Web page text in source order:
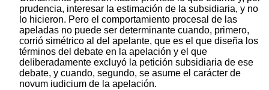
prudencia, interesar la estimación de la subsidiaria, y no
lo hicieron. Pero el comportamiento procesal de las
apeladas no puede ser determinante cuando, primero,
corrió simétrico al del apelante, que es el que diseña los
términos del debate en la apelación y el que
deliberadamente excluyó la petición subsidiaria de ese
debate, y cuando, segundo, se asume el carácter de
novum iudicium de la apelación.